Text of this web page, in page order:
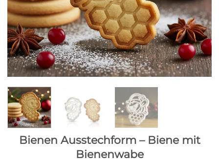
Bienen Ausstechform – Biene mit
Bienenwabe